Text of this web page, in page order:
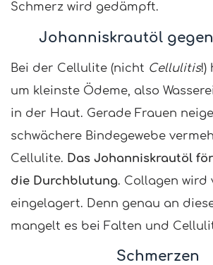
Schmerz wird gedämpft.
Johanniskrautöl
Bei der Cellulite (nicht Cellulitis!)
um kleinste Ödeme, also
in der Haut. Gerade Frauen
schwächere Bindegewebe
Cellulite. Das Johanniskrautöl
die Durchblutung. Collagen wird
eingelagert. Denn genau an
mangelt es bei Falten und
Schmerzen